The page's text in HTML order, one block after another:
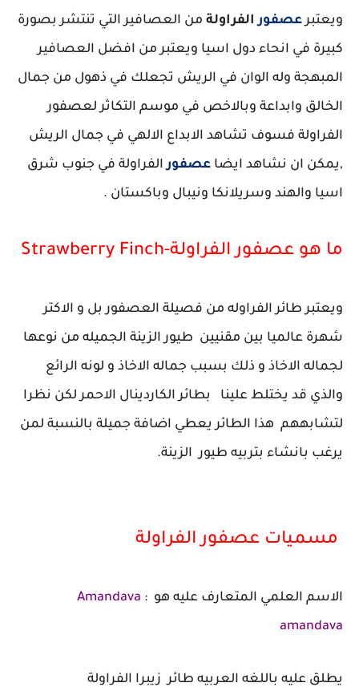
ويعتبرعصفورالفراولة من العصافير التي تنتشر بصورة
كبيرة في انحاء دول اسيا ويعتبر من افضل العصافير
المبهجة وله الوان في الريش تجعلك في ذهول من جمال
الخالق وابداعة وبالاخص في موسم التكاثر لعصفور
الفراولة فسوف تشاهد الابداع الالهي في جمال الريش
,يمكن ان نشاهد ايضا عصفورالفراولة في جنوب شرق
اسيا والهند وسريلانكا ونيبال وباكستان .
ما هو عصفور الفراولة-Strawberry Finch
ويعتبر طائر الفراوله من فصيلة العصفور بل و الاكتر
شهرة عالميا بين مقنيين طيور الزينة الجميله من نوعها
لجماله الاخاذ و ذلك بسبب جماله الاخاذ و لونه الرائع
والذي قد يختلط علينا بطائر الكاردينال الاحمر لكن نظرا
لتشابههم هذا الطائر يعطي اضافة جميلة بالنسبة لمن
يرغب بانشاء بتربيه طيور الزينة.
مسميات عصفور الفراولة
الاسم العلمي المتعارف عليه هو : Amandava
amandava
يطلق عليه باللغه العربيه طائر زيبرا الفراولة